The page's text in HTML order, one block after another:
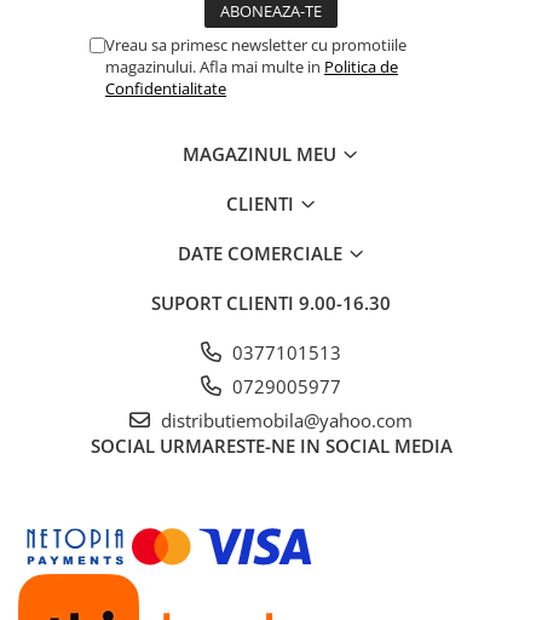
Vreau sa primesc newsletter cu promotiile
magazinului. Afla mai multe in Politica de
Confidentialitate
MAGAZINUL MEU
CLIENTI
DATE COMERCIALE
SUPORT CLIENTI 9.00-16.30
0377101513
0729005977
distributiemobila@yahoo.com
SOCIAL URMARESTE-NE IN SOCIAL MEDIA